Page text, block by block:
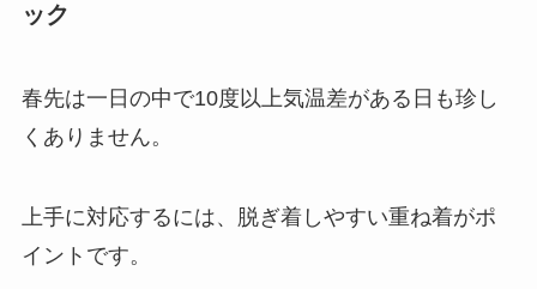
ック
春先は一日の中で10度以上気温差がある日も珍し
くありません。
上手に対応するには、脱ぎ着しやすい重ね着がポ
イントです。